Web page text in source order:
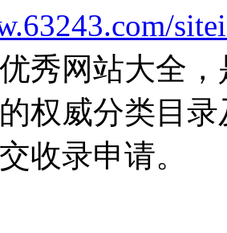
秀网站大全
权威分类目
收录申请。